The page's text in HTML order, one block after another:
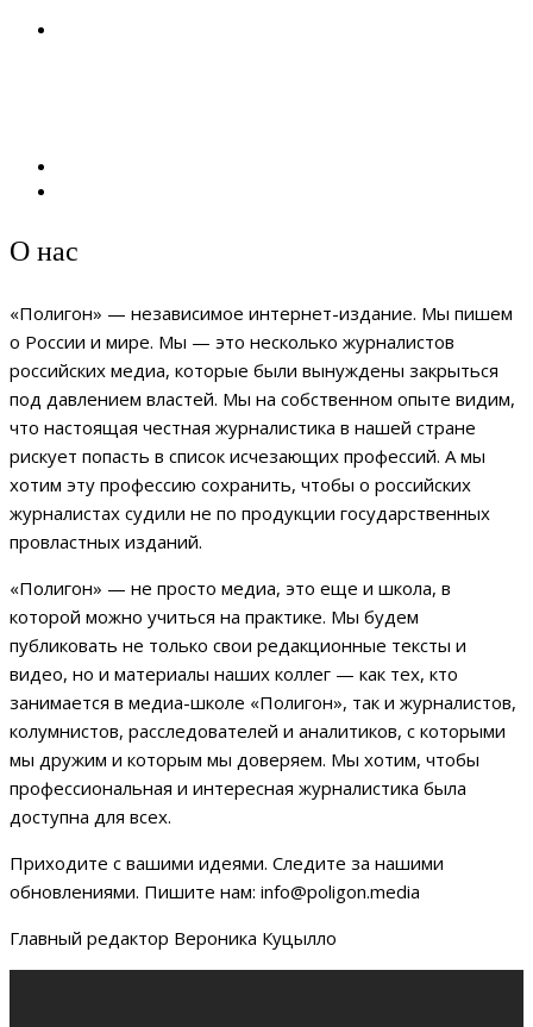
О нас
«Полигон» — независимое интернет-издание. Мы пишем
о России и мире. Мы — это несколько журналистов
российских медиа, которые были вынуждены закрыться
под давлением властей. Мы на собственном опыте видим,
что настоящая честная журналистика в нашей стране
рискует попасть в список исчезающих профессий. А мы
хотим эту профессию сохранить, чтобы о российских
журналистах судили не по продукции государственных
провластных изданий.
«Полигон» — не просто медиа, это еще и школа, в
которой можно учиться на практике. Мы будем
публиковать не только свои редакционные тексты и
видео, но и материалы наших коллег — как тех, кто
занимается в медиа-школе «Полигон», так и журналистов,
колумнистов, расследователей и аналитиков, с которыми
мы дружим и которым мы доверяем. Мы хотим, чтобы
профессиональная и интересная журналистика была
доступна для всех.
Приходите с вашими идеями. Следите за нашими
обновлениями. Пишите нам: info@poligon.media
Главный редактор Вероника Куцылло